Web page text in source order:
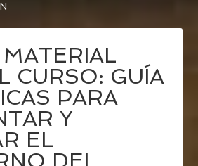
CURSO: GUÍA
PARA
Y
EL
DEL